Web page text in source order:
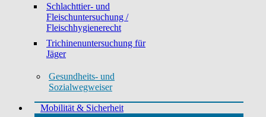
Schlachttier- und
Fleischuntersuchung /
Fleischhygienerecht
Trichinenuntersuchung für
Jäger
Gesundheits- und
Sozialwegweiser
Mobilität & Sicherheit